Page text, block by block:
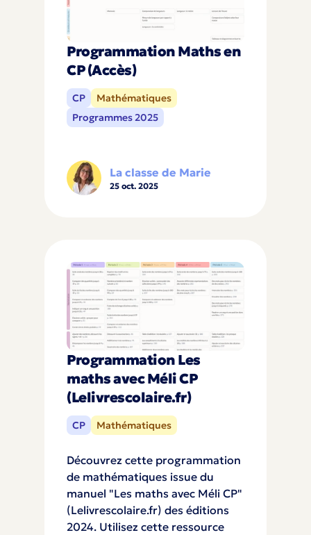
Programmation Maths en
CP (Accès)
CP
Mathématiques
Programmes 2025
La classe de Marie
25 oct. 2025
Programmation Les
maths avec Méli CP
(Lelivrescolaire.fr)
CP Mathématiques
Découvrez cette programmation
de mathématiques issue du
manuel "Les maths avec Méli CP"
(Lelivrescolaire.fr) des éditions
2024. Utilisez cette ressource